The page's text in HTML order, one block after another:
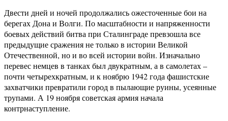
Двести дней и ночей продолжались ожесточенные бои на
берегах Дона и Волги. По масштабности и напряженности
боевых действий битва при Сталинграде превзошла все
предыдущие сражения не только в истории Великой
Отечественной, но и во всей истории войн. Изначально
перевес немцев в танках был двукратным, а в самолетах –
почти четырехкратным, и к ноябрю 1942 года фашистские
захватчики превратили город в пылающие руины, усеянные
трупами. А 19 ноября советская армия начала
контрнаступление.